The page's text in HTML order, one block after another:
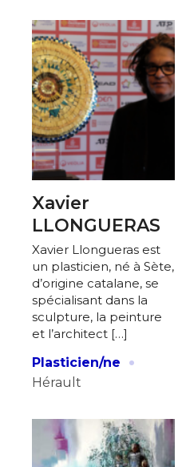
Xavier
LLONGUERAS
Xavier Llongueras est
un plasticien, né à Sète,
d’origine catalane, se
spécialisant dans la
sculpture, la peinture
et l’architect […]
Plasticien/ne
·
Hérault